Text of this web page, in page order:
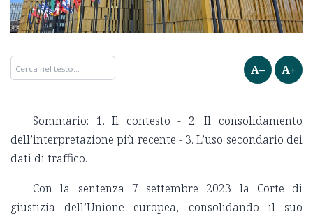
A– A+
Sommario: 1. Il contesto - 2. Il consolidamento
dell’interpretazione più recente - 3. L’uso secondario dei
dati di traffico.
Con la sentenza 7 settembre 2023 la Corte di
giustizia dell’Unione europea, consolidando il suo